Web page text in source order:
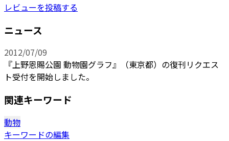
レビューを投稿する
ニュース
2012/07/09
『上野恩賜公園 動物園グラフ』（東京都）の復刊リクエス
ト受付を開始しました。
関連キーワード
動物
キーワードの編集